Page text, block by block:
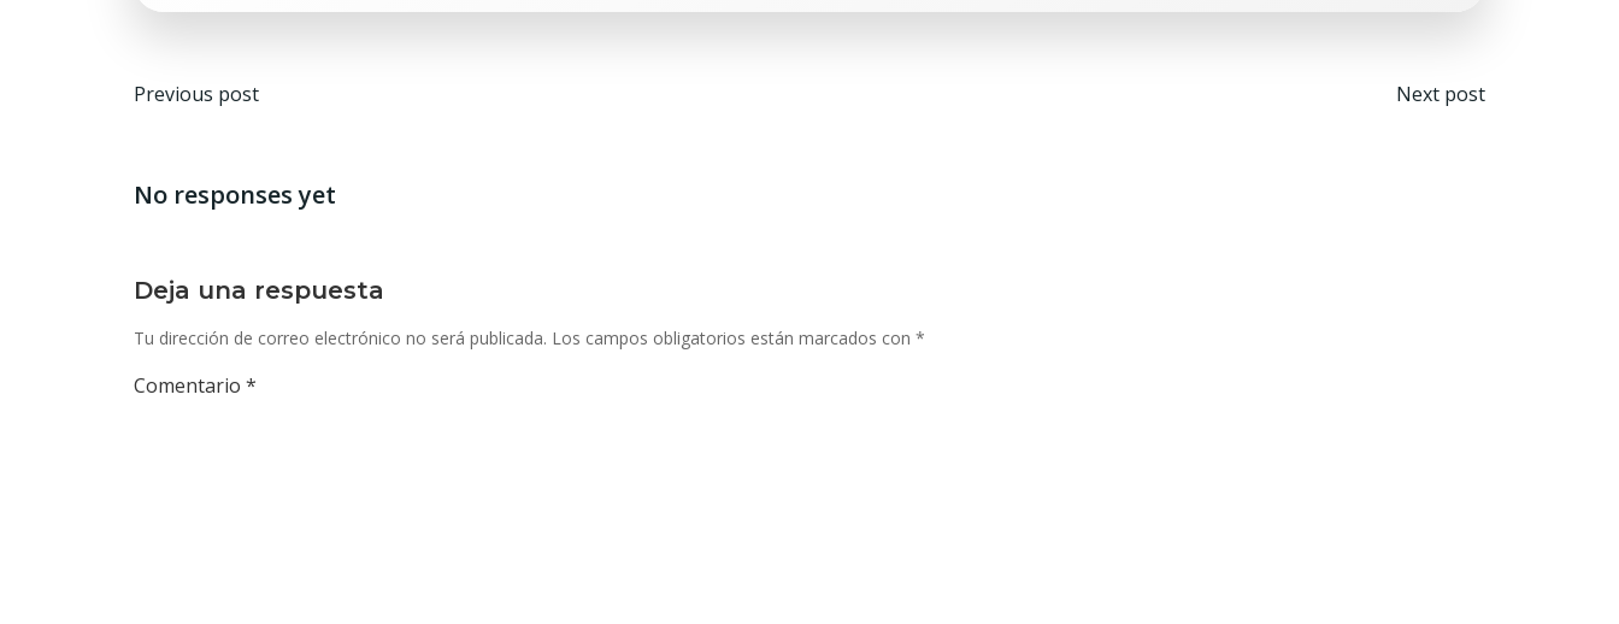
Navegación
las
Previous post Next post
No responses yet
Deja una respuesta
Tu dirección de correo electrónico no será publicada. Los campos obligatorios están marcados con *
Comentario *